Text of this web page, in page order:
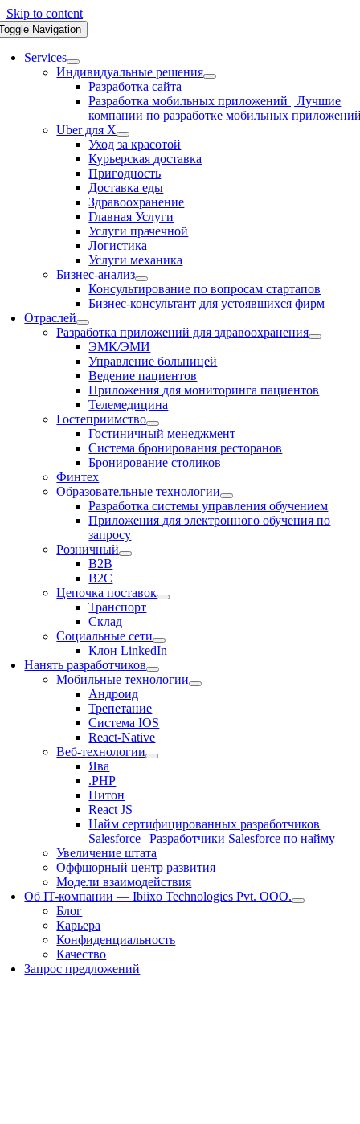
Skip to content
Navigation
Services
Индивидуальные решения
Разработка сайта
Разработка мобильных приложений | Лучшие
компании по разработке мобильных
Uber для X
Уход за красотой
Курьерская доставка
Пригодность
Доставка еды
Здравоохранение
Главная Услуги
Услуги прачечной
Логистика
Услуги механика
Бизнес-анализ
Консультирование по вопросам стартапов
Бизнес-консультант для устоявшихся фирм
Отраслей
Разработка приложений для здравоохранения
ЭМК/ЭМИ
Управление больницей
Ведение пациентов
Приложения для мониторинга пациентов
Телемедицина
Гостеприимство
Гостиничный менеджмент
Система бронирования ресторанов
Бронирование столиков
Финтех
Образовательные технологии
Разработка системы управления обучением
Приложения для электронного обучения по
запросу
Розничный
В2В
В2С
Цепочка поставок
Транспорт
Склад
Социальные сети
Клон LinkedIn
Нанять разработчиков
Мобильные технологии
Андроид
Трепетание
Система IOS
React-Native
Веб-технологии
Ява
.PHP
Питон
React JS
Найм сертифицированных разработчиков
Salesforce | Разработчики Salesforce по найму
Увеличение штата
Оффшорный центр развития
Модели взаимодействия
Об IT-компании — Ibiixo Technologies Pvt. ООО.
Блог
Карьера
Конфиденциальность
Качество
Запрос предложений